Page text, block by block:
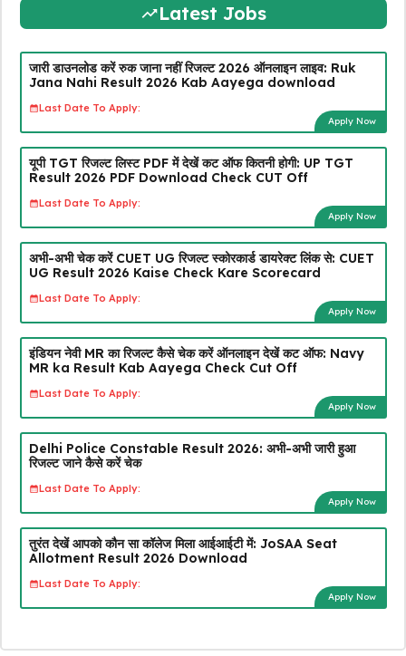
Latest Jobs
जारी डाउनलोड करें रुक जाना नहीं रिजल्ट 2026 ऑनलाइन लाइव: Ruk
Jana Nahi Result 2026 Kab Aayega download
Last Date To Apply:
Apply Now
यूपी TGT रिजल्ट लिस्ट PDF में देखें कट ऑफ कितनी होगी: UP TGT
Result 2026 PDF Download Check CUT Off
Last Date To Apply:
Apply Now
अभी-अभी चेक करें CUET UG रिजल्ट स्कोरकार्ड डायरेक्ट लिंक से: CUET
UG Result 2026 Kaise Check Kare Scorecard
Last Date To Apply:
Apply Now
इंडियन नेवी MR का रिजल्ट कैसे चेक करें ऑनलाइन देखें कट ऑफ: Navy
MR ka Result Kab Aayega Check Cut Off
Last Date To Apply:
Apply Now
Delhi Police Constable Result 2026: अभी-अभी जारी हुआ
रिजल्ट जाने कैसे करें चेक
Last Date To Apply:
Apply Now
तुरंत देखें आपको कौन सा कॉलेज मिला आईआईटी में: JoSAA Seat
Allotment Result 2026 Download
Last Date To Apply:
Apply Now